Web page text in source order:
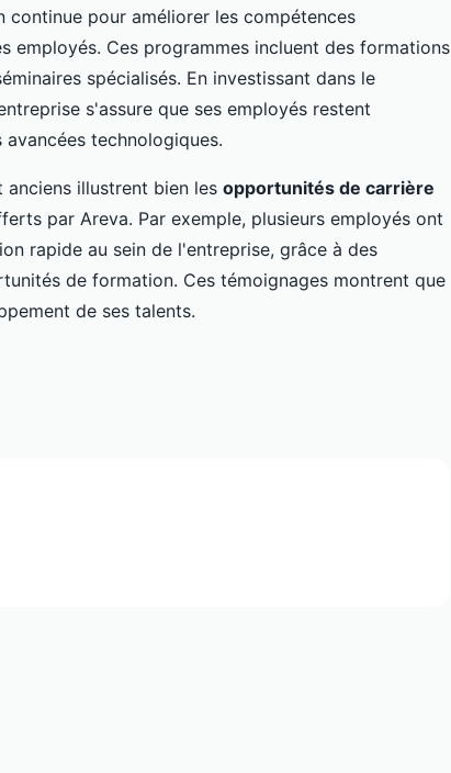
pour améliorer les compétences
employés. Ces programmes incluent des formations
spécialisés. En investissant dans le
s'assure que ses employés restent
technologiques.
anciens illustrent bien les opportunités de carrière
par Areva. Par exemple, plusieurs employés ont
rapide au sein de l'entreprise, grâce à des
de formation. Ces témoignages montrent que
de ses talents.